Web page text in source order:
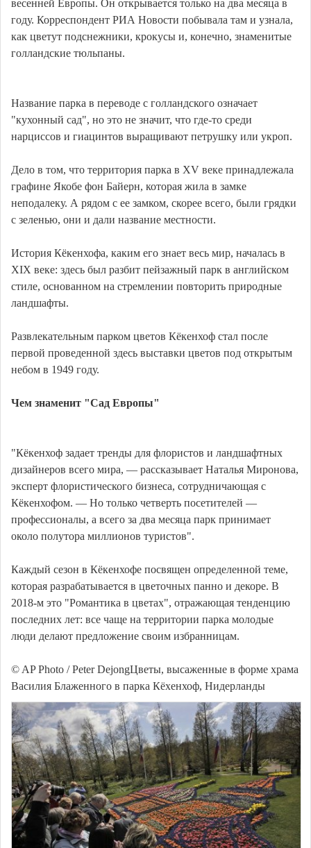
весенней Европы. Он открывается только на два месяца в
году. Корреспондент РИА Новости побывала там и узнала,
как цветут подснежники, крокусы и, конечно, знаменитые
голландские тюльпаны.
Название парка в переводе с голландского означает
"кухонный сад", но это не значит, что где-то среди
нарциссов и гиацинтов выращивают петрушку или укроп.
Дело в том, что территория парка в XV веке принадлежала
графине Якобе фон Байерн, которая жила в замке
неподалеку. А рядом с ее замком, скорее всего, были грядки
с зеленью, они и дали название местности.
История Кёкенхофа, каким его знает весь мир, началась в
XIX веке: здесь был разбит пейзажный парк в английском
стиле, основанном на стремлении повторить природные
ландшафты.
Развлекательным парком цветов Кёкенхоф стал после
первой проведенной здесь выставки цветов под открытым
небом в 1949 году.
Чем знаменит "Сад Европы"
"Кёкенхоф задает тренды для флористов и ландшафтных
дизайнеров всего мира, — рассказывает Наталья Миронова,
эксперт флористического бизнеса, сотрудничающая с
Кёкенхофом. — Но только четверть посетителей —
профессионалы, а всего за два месяца парк принимает
около полутора миллионов туристов".
Каждый сезон в Кёкенхофе посвящен определенной теме,
которая разрабатывается в цветочных панно и декоре. В
2018-м это "Романтика в цветах", отражающая тенденцию
последних лет: все чаще на территории парка молодые
люди делают предложение своим избранницам.
© AP Photo / Peter DejongЦветы, высаженные в форме храма
Василия Блаженного в парка Кёхенхоф, Нидерланды